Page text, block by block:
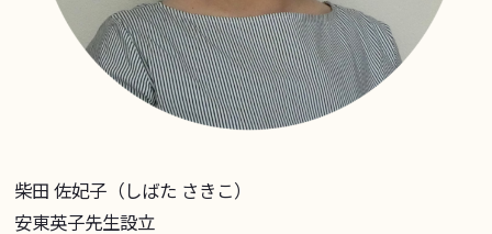
柴田 佐妃子（しばた さきこ）
安東英子先生設立